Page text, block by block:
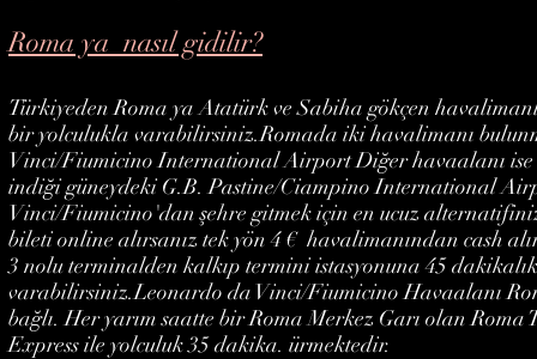
Roma ya nasıl gidilir?
Türkiyeden Roma ya Atatürk ve Sabiha gökçen
bir yolculukla varabilirsiniz.Romada iki havalimanı
Vinci/Fiumicino International Airport Diğer havaalanı
indiği güneydeki G.B. Pastine/Ciampino International
Vinci/Fiumicino'dan şehre gitmek için en ucuz
bileti online alırsanız tek yön 4 € havalimanından cash
3 nolu terminalden kalkıp termini istasyonuna 45
varabilirsiniz.Leonardo da Vinci/Fiumicino Havaalanı
bağlı. Her yarım saatte bir Roma Merkez Garı olan
Express ile yolculuk 35 dakika. ürmektedir.